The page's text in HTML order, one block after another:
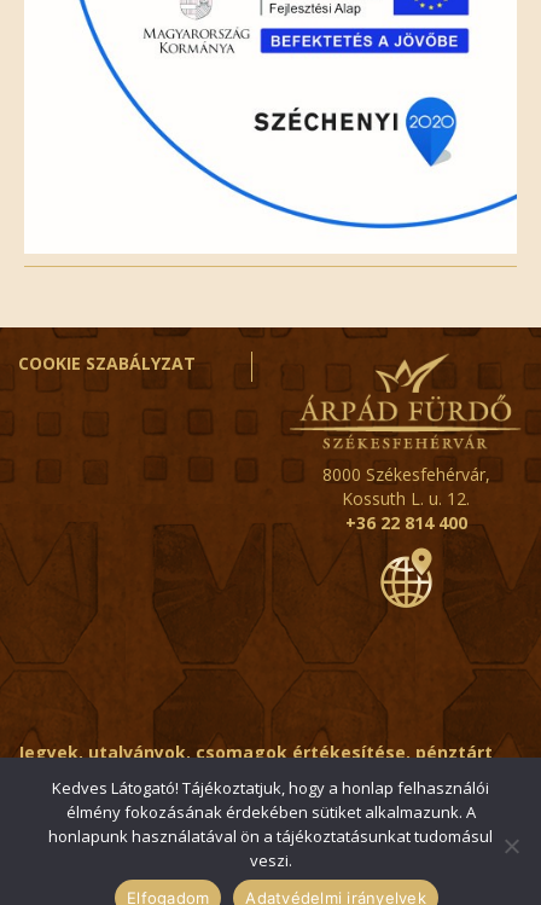
COOKIE SZABÁLYZAT
8000 Székesfehérvár,
Kossuth L. u. 12.
+36 22 814 400
Jegyek, utalványok, csomagok értékesítése, pénztárt
érintő kérdések:
ertekesito@fehervar-arpadfurdo.hu
Általános érdeklődés: info@fehervar-arpadfurdo.hu
© 2006-2026 Székesfehérvári Árpád Fürdő / Minden jog
Kedves Látogató! Tájékoztatjuk, hogy a honlap felhasználói
élmény fokozásának érdekében sütiket alkalmazunk. A
honlapunk használatával ön a tájékoztatásunkat tudomásul
veszi.
Elfogadom Adatvédelmi irányelvek